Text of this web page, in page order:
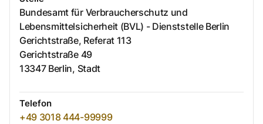
Bundesamt für Verbraucherschutz und
Lebensmittelsicherheit (BVL) - Dienststelle Berlin
Gerichtstraße, Referat 113
Gerichtstraße 49
13347 Berlin, Stadt
Telefon
+49 3018 444-99999